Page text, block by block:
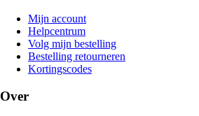
Mijn account
Helpcentrum
Volg mijn bestelling
Bestelling retourneren
Kortingscodes
Over